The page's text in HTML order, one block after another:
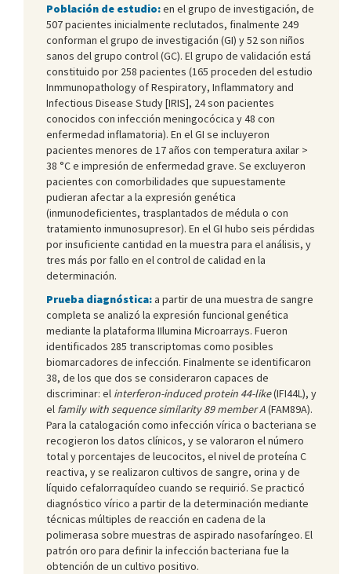
Población de estudio:en el grupo de investigación, de
507 pacientes inicialmente reclutados, finalmente 249
conforman el grupo de investigación (GI) y 52 son niños
sanos del grupo control (GC). El grupo de validación está
constituido por 258 pacientes (165 proceden del estudio
Inmmunopathology of Respiratory, Inflammatory and
Infectious Disease Study [IRIS], 24 son pacientes
conocidos con infección meningocócica y 48 con
enfermedad inflamatoria). En el GI se incluyeron
pacientes menores de 17 años con temperatura axilar >
38 °C e impresión de enfermedad grave. Se excluyeron
pacientes con comorbilidades que supuestamente
pudieran afectar a la expresión genética
(inmunodeficientes, trasplantados de médula o con
tratamiento inmunosupresor). En el GI hubo seis pérdidas
por insuficiente cantidad en la muestra para el análisis, y
tres más por fallo en el control de calidad en la
determinación.
Prueba diagnóstica:a partir de una muestra de sangre
completa se analizó la expresión funcional genética
mediante la plataforma IIlumina Microarrays. Fueron
identificados 285 transcriptomas como posibles
biomarcadores de infección. Finalmente se identificaron
38, de los que dos se consideraron capaces de
discriminar: el interferon-induced protein 44-like(IFI44L), y
el family with sequence similarity 89 member A(FAM89A).
Para la catalogación como infección vírica o bacteriana se
recogieron los datos clínicos, y se valoraron el número
total y porcentajes de leucocitos, el nivel de proteína C
reactiva, y se realizaron cultivos de sangre, orina y de
líquido cefalorraquídeo cuando se requirió. Se practicó
diagnóstico vírico a partir de la determinación mediante
técnicas múltiples de reacción en cadena de la
polimerasa sobre muestras de aspirado nasofaríngeo. El
patrón oro para definir la infección bacteriana fue la
obtención de un cultivo positivo.